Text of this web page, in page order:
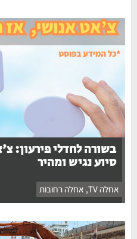
בשורה לחדלי פירעון:
סיוע נגיש ומהיר
אחלה TV ,אחלה רחובות